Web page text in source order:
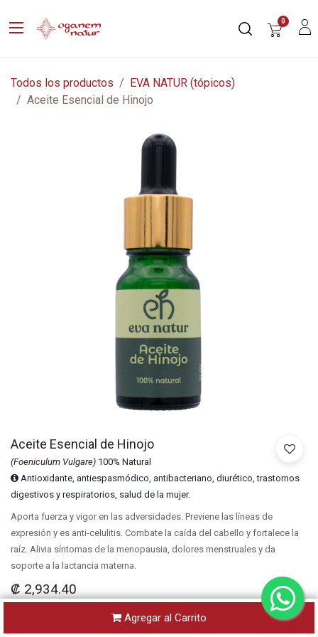
0
Todos los productos
EVA NATUR (tópicos)
Aceite Esencial de Hinojo
Aceite Esencial de Hinojo
(Foeniculum Vulgare) 100% Natural
Antioxidante, antiespasmódico, antibacteriano, diurético, trastornos
digestivos y respiratorios, salud de la mujer.
Aporta fuerza y vigor en las adversidades. Previene las líneas de
expresión y es anti-celulitis. Combate la caída del cabello y fortalece la
raíz. Alivia síntomas de la menopausia, dolores menstruales y da
soporte a la lactancia materna.
₡ 2,934.40
Agregar al Carrito